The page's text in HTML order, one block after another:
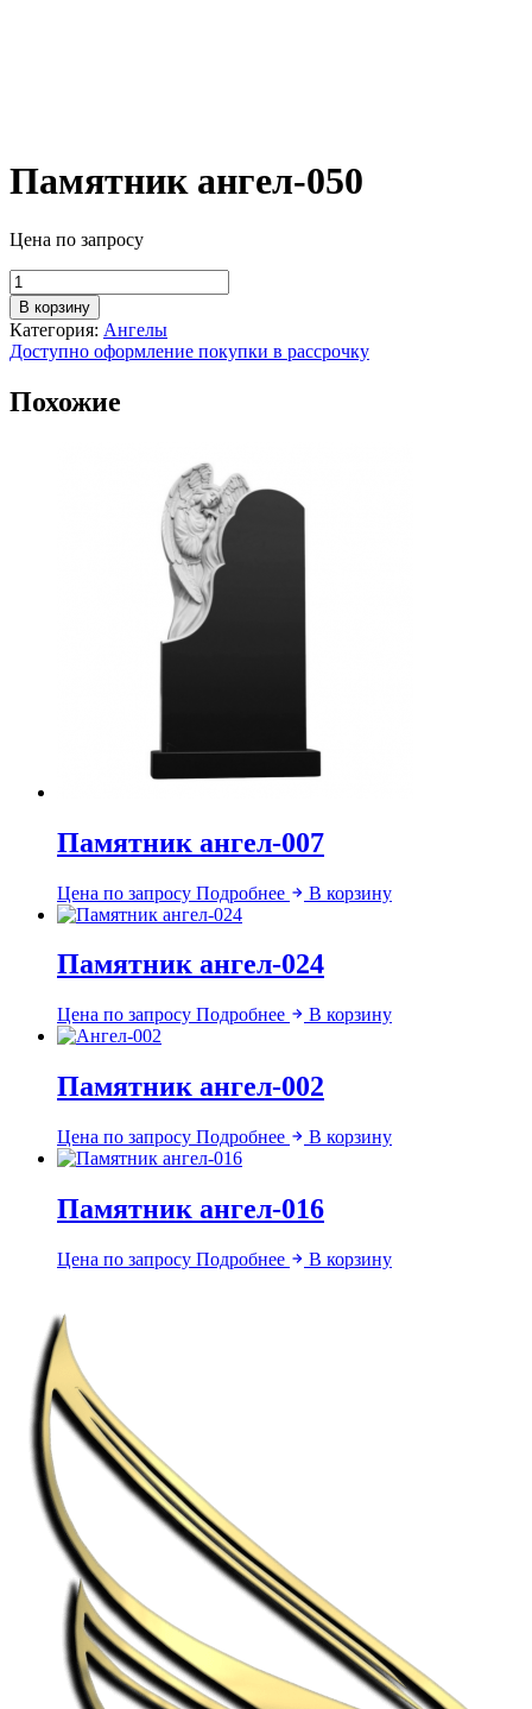
Памятник ангел-050
Цена по запросу
Количество
товара
Памятник
ангел-050
В корзину
Категория: Ангелы
Доступно оформление покупки в рассрочку
Похожие
Памятник ангел-007
Цена по запросу Подробнее В корзину
Памятник ангел-024
Цена по запросу Подробнее В корзину
Памятник ангел-002
Цена по запросу Подробнее В корзину
Памятник ангел-016
Цена по запросу Подробнее В корзину